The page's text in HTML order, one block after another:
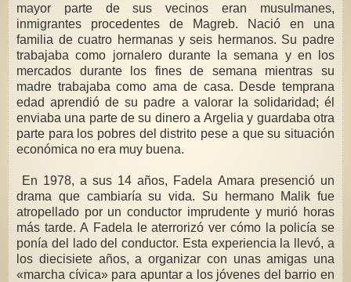
mayor parte de sus vecinos eran musulmanes,
inmigrantes procedentes de Magreb. Nació en una
familia de cuatro hermanas y seis hermanos. Su padre
trabajaba como jornalero durante la semana y en los
mercados durante los fines de semana mientras su
madre trabajaba como ama de casa. Desde temprana
edad aprendió de su padre a valorar la solidaridad; él
enviaba una parte de su dinero a Argelia y guardaba otra
parte para los pobres del distrito pese a que su situación
económica no era muy buena.
En 1978, a sus 14 años, Fadela Amara presenció un
drama que cambiaría su vida. Su hermano Malik fue
atropellado por un conductor imprudente y murió horas
más tarde. A Fadela le aterrorizó ver cómo la policía se
ponía del lado del conductor. Esta experiencia la llevó, a
los diecisiete años, a organizar con unas amigas una
«marcha cívica» para apuntar a los jóvenes del barrio en